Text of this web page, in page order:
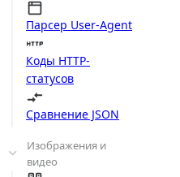
Парсер User-Agent
Коды HTTP-
статусов
Сравнение JSON
Изображения и
видео